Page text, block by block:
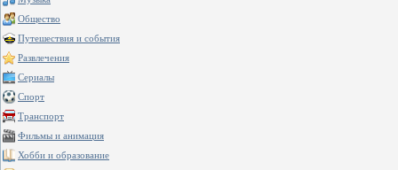
Общество
Путешествия и события
Развлечения
Сериалы
Спорт
Транспорт
Фильмы и анимация
Хобби и образование